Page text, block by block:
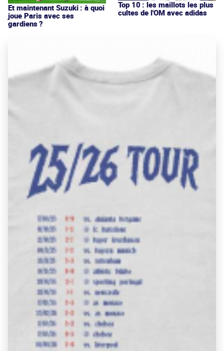
Et maintenant Suzuki : à quoi
joue Paris avec ses
gardiens ?
Top 10 : les maillots les plus
cultes de l'OM avec adidas